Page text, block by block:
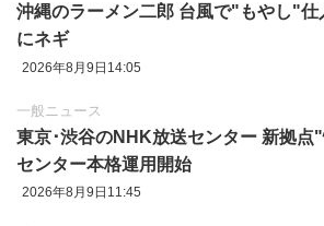
沖縄のラーメン二郎 台風で"もやし"仕
にネギ
2026年8月9日14:05
一般ニュース
東京‪･‬渋谷のNHK放送センター 新拠点
センター本格運用開始
2026年8月9日11:45